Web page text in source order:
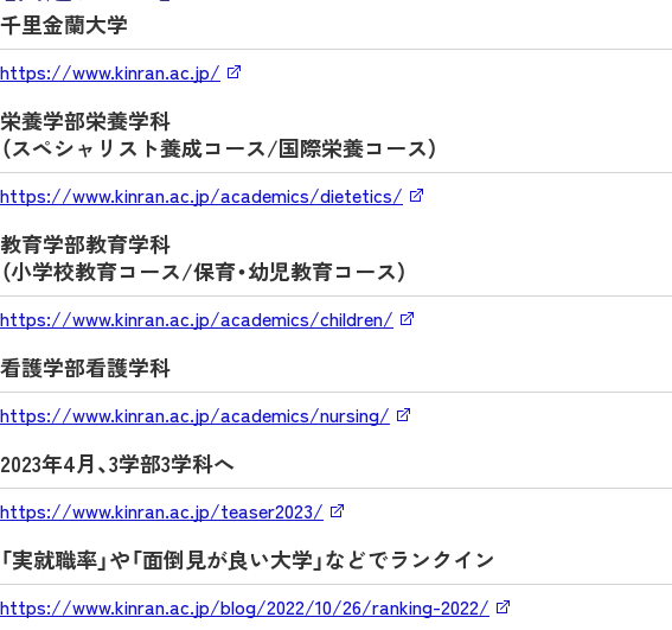
千里金蘭大学
https://www.kinran.ac.jp/
栄養学部栄養学科
（スペシャリスト養成コース/国際栄養コース）
https://www.kinran.ac.jp/academics/dietetics/
教育学部教育学科
（小学校教育コース/保育・幼児教育コース）
https://www.kinran.ac.jp/academics/children/
看護学部看護学科
https://www.kinran.ac.jp/academics/nursing/
2023年4月、3学部3学科へ
https://www.kinran.ac.jp/teaser2023/
「実就職率」や「面倒見が良い大学」などでランクイン
https://www.kinran.ac.jp/blog/2022/10/26/ranking-2022/